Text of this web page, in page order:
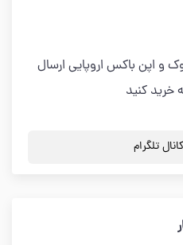
و اپن باکس اروپایی ارسال
خرید کنید
تلگرام